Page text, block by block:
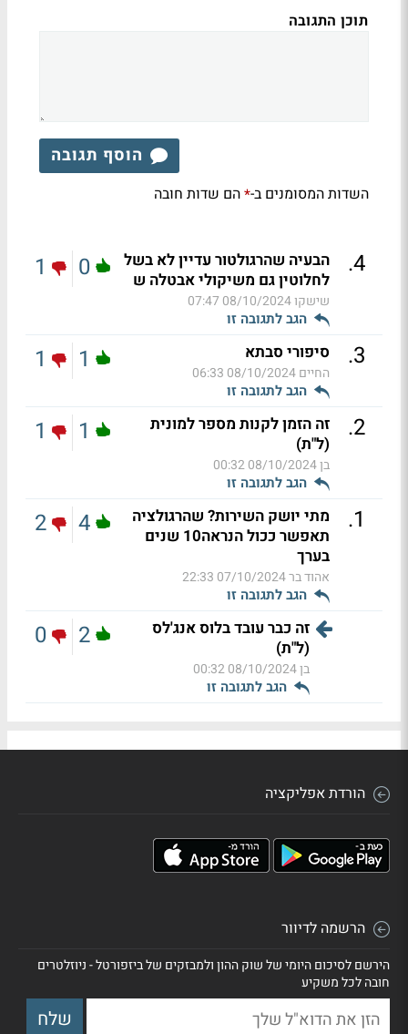
תוכן התגובה
הוסף תגובה
השדות המסומנים ב-*הם שדות חובה
4
.
הבעיה שהרגולטור עדיין לא בשל
לחלוטין גם משיקולי אבטלה ש
שישקו08/10/2024 07:47
הגב לתגובה זו
0
1
3
. סיפורי סבתא
החיים08/10/2024 06:33
הגב לתגובה זו
1
1
2
.
זה הזמן לקנות מספר למונית
(ל"ת)
בן08/10/2024 00:32
הגב לתגובה זו
1
1
1
.
מתי יושק השירות? שהרגולציה
תאפשר ככול הנראה10 שנים
בערך
אהוד בר07/10/2024 22:33
הגב לתגובה זו
4
2
זה כבר עובד בלוס אנג'לס
(ל"ת)
בן08/10/2024 00:32
הגב לתגובה זו
2
0
הורדת אפליקציה
הרשמה לדיוור
הירשם לסיכום היומי של שוק ההון ולמבזקים של ביזפורטל - ניוזלטרים
חובה לכל משקיע